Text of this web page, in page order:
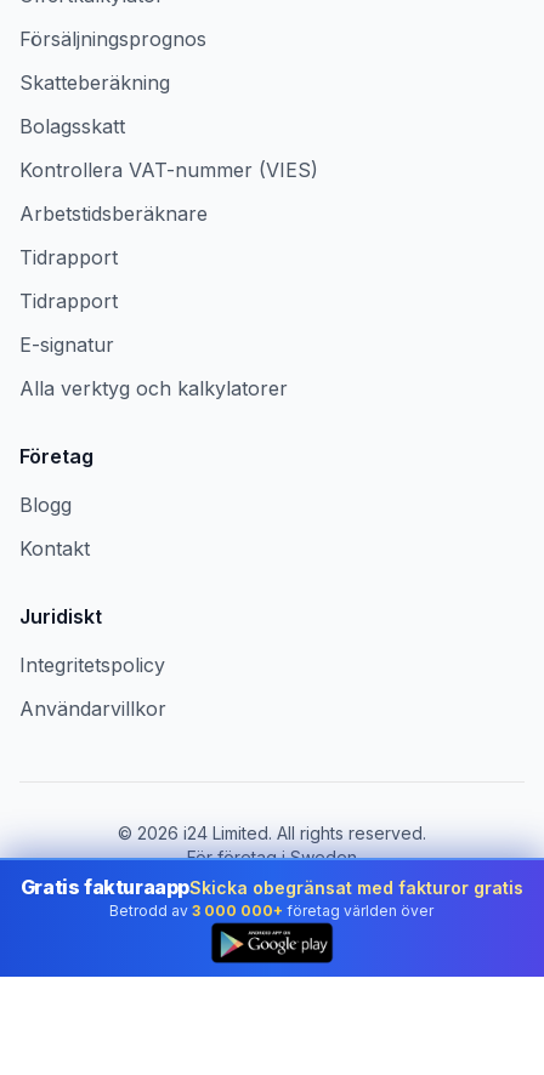
Försäljningsprognos
Skatteberäkning
Bolagsskatt
Kontrollera VAT-nummer (VIES)
Arbetstidsberäknare
Tidrapport
Tidrapport
E-signatur
Alla verktyg och kalkylatorer
Företag
Blogg
Kontakt
Juridiskt
Integritetspolicy
Användarvillkor
© 2026 i24 Limited. All rights reserved.
För företag i Sweden
Byt land:
Sweden
Gratis fakturaappSkicka obegränsat med fakturor gratis
Betrodd av 3 000 000+ företag världen över